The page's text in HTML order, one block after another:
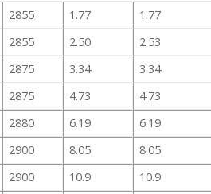
2855 1.77
1.77
2855 2.50
2.53
2875 3.34
3.34
2875 4.73
4.73
2880 6.19
6.19
2900 8.05
8.05
2900 10.9
10.9